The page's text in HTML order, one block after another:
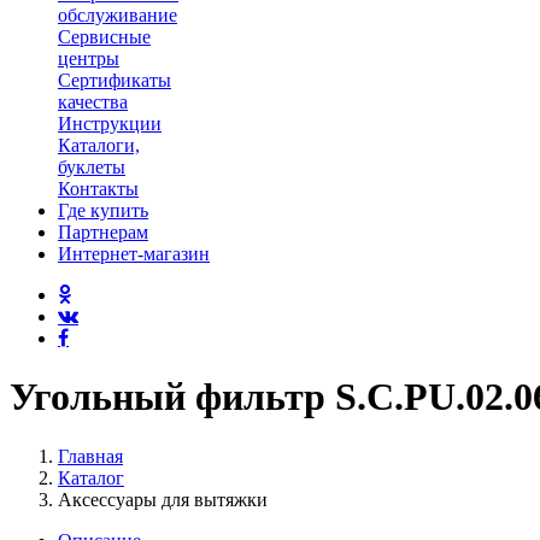
обслуживание
Сервисные
центры
Сертификаты
качества
Инструкции
Каталоги,
буклеты
Контакты
Где купить
Партнерам
Интернет-магазин
Угольный фильтр
Главная
Каталог
Аксессуары для вытяжки